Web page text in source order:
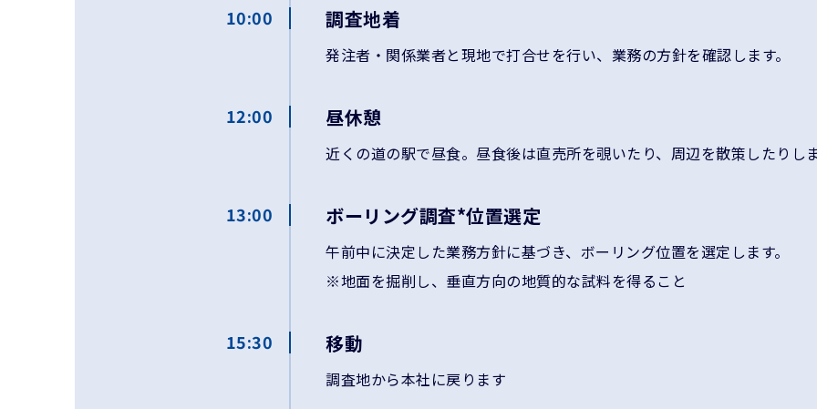
10:00 調査地着
発注者・関係業者と現地で打合せを行い、業務の方針を確認します。
12:00 昼休憩
近くの道の駅で昼食。昼食後は直売所を覗いたり、周辺を散策したりし
13:00 ボーリング調査*位置選定
午前中に決定した業務方針に基づき、ボーリング位置を選定します。
※地面を掘削し、垂直方向の地質的な試料を得ること
15:30 移動
調査地から本社に戻ります